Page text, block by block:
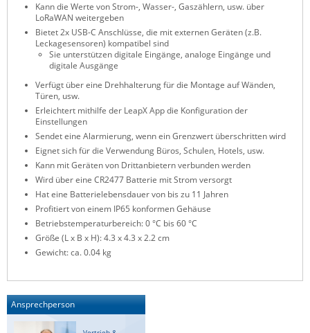
ZPE Systems
News zu unseren Herstellern
Kann die Werte von Strom-, Wasser-, Gaszählern, usw. über
LoRaWAN weitergeben
Bietet 2x USB-C Anschlüsse, die mit externen Geräten (z.B.
Leckagesensoren) kompatibel sind
Sie unterstützen digitale Eingänge, analoge Eingänge und
digitale Ausgänge
Verfügt über eine Drehhalterung für die Montage auf Wänden,
Türen, usw.
Erleichtert mithilfe der LeapX App die Konfiguration der
Einstellungen
Sendet eine Alarmierung, wenn ein Grenzwert überschritten wird
Eignet sich für die Verwendung Büros, Schulen, Hotels, usw.
Kann mit Geräten von Drittanbietern verbunden werden
Wird über eine CR2477 Batterie mit Strom versorgt
Hat eine Batterielebensdauer von bis zu 11 Jahren
Profitiert von einem IP65 konformen Gehäuse
Betriebstemperaturbereich: 0 °C bis 60 °C
Größe (L x B x H): 4.3 x 4.3 x 2.2 cm
Gewicht: ca. 0.04 kg
Ansprechperson